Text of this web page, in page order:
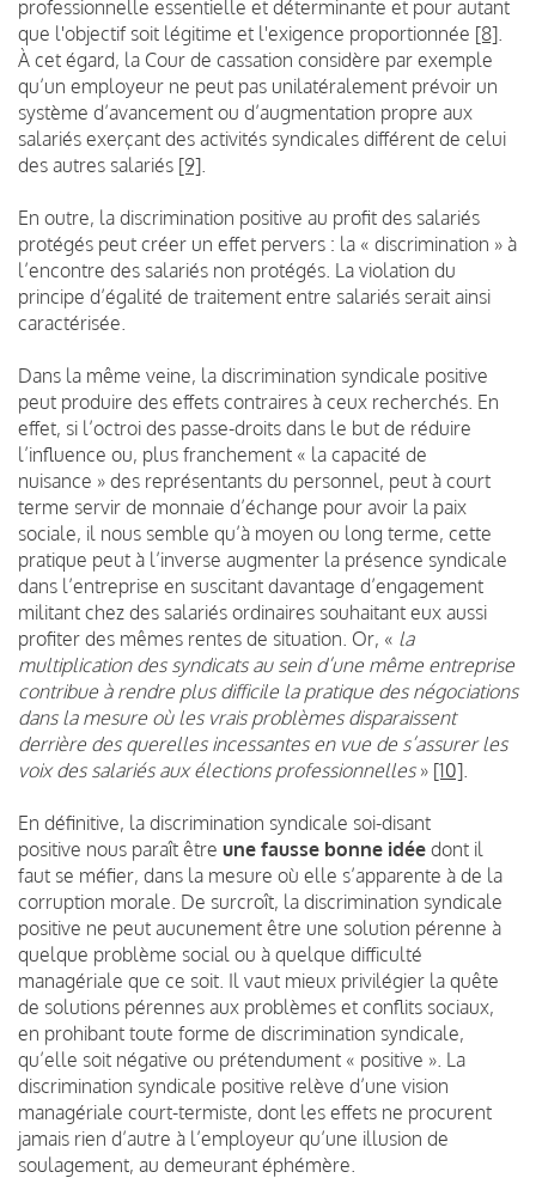
professionnelle essentielle et déterminante et pour autant
que l'objectif soit légitime et l'exigence proportionnée [8]
À cet égard, la Cour de cassation considère par exemple
qu’un employeur ne peut pas unilatéralement prévoir un
système d’avancement ou d’augmentation propre aux
salariés exerçant des activités syndicales différent de celui
des autres salariés [9]
En outre, la discrimination positive au profit des salariés
protégés peut créer un effet pervers : la « discrimination » à
l’encontre des salariés non protégés. La violation du
principe d’égalité de traitement entre salariés serait ainsi
caractérisée.
Dans la même veine, la discrimination syndicale positive
peut produire des effets contraires à ceux recherchés. En
effet, si l’octroi des passe-droits dans le but de réduire
l’influence ou, plus franchement « la capacité de
nuisance » des représentants du personnel, peut à court
terme servir de monnaie d’échange pour avoir la paix
sociale, il nous semble qu’à moyen ou long terme, cette
pratique peut à l’inverse augmenter la présence syndicale
dans l’entreprise en suscitant davantage d’engagement
militant chez des salariés ordinaires souhaitant eux aussi
profiter des mêmes rentes de situation. Or, « la
multiplication des syndicats au sein d’une même entreprise
contribue à rendre plus difficile la pratique des négociations
dans la mesure où les vrais problèmes disparaissent
derrière des querelles incessantes en vue de s’assurer les
voix des salariés aux élections professionnelles» [10]
En définitive, la discrimination syndicale soi-disant
positive nous paraît être une fausse bonne idée dont il
faut se méfier, dans la mesure où elle s’apparente à de la
corruption morale. De surcroît, la discrimination syndicale
positive ne peut aucunement être une solution pérenne à
quelque problème social ou à quelque difficulté
managériale que ce soit. Il vaut mieux privilégier la quête
de solutions pérennes aux problèmes et conflits sociaux,
en prohibant toute forme de discrimination syndicale,
qu’elle soit négative ou prétendument « positive ». La
discrimination syndicale positive relève d’une vision
managériale court-termiste, dont les effets ne procurent
jamais rien d’autre à l’employeur qu’une illusion de
soulagement, au demeurant éphémère.